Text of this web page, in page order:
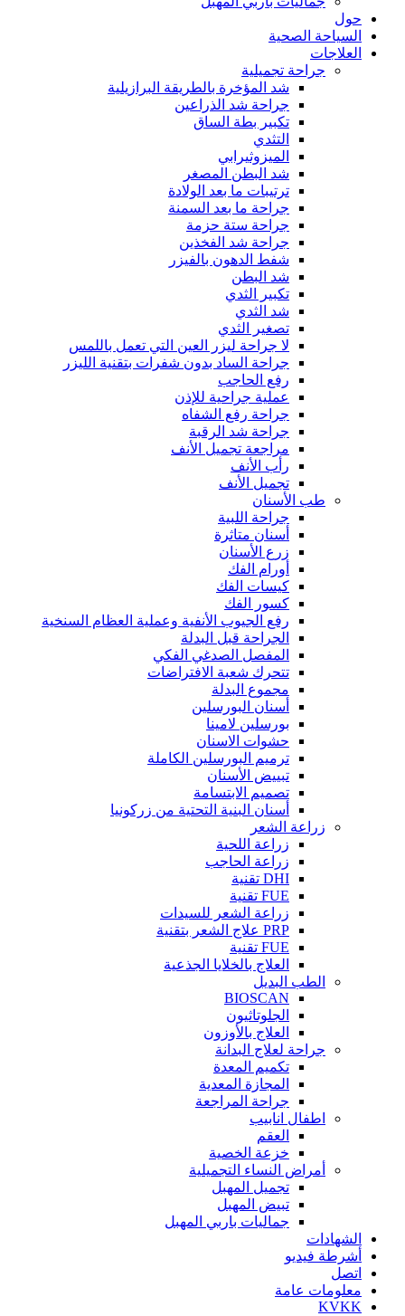
حول
السياحة الصحية
العلاجات
جراحة تجميلية
شد المؤخرة بالطريقة البرازيلية
جراحة شد الذراعين
تكبير بطة الساق
التثدي
الميزوثيرابي
شد البطن المصغر
ترتيبات ما بعد الولادة
جراحة ما بعد السمنة
جراحة ستة حزمة
جراحة شد الفخذين
شفط الدهون بالفيزر
شد البطن
تكبير الثدي
شد الثدي
تصغير الثدي
لا جراحة ليزر العين التي تعمل باللمس
جراحة الساد بدون شفرات بتقنية الليزر
رفع الحاجب
عملية جراحية للإذن
جراحة رفع الشفاه
جراحة شد الرقبة
مراجعة تجميل الأنف
رأب الأنف
تجميل الأنف
طب الأسنان
جراحة اللبية
أسنان متاثرة
زرع الأسنان
أورام الفك
كيسات الفك
كسور الفك
رفع الجيوب الأنفية وعملية العظام السنخية
الجراحة قبل البدلة
المفصل الصدغي الفكي
تتحرك شعبة الافتراضات
مجموع البدلة
أسنان البورسلين
بورسلين لامينا
حشوات الاسنان
ترميم البورسلين الكاملة
تبييض الأسنان
تصميم الابتسامة
أسنان البنية التحتية من زركونيا
زراعة الشعر
زراعة اللحية
زراعة الحاجب
DHI تقنية
FUE تقنية
زراعة الشعر للسيدات
PRP علاج الشعر بتقنية
FUE تقنية
العلاج بالخلايا الجذعية
الطب البديل
BIOSCAN
الجلوتاثيون
العلاج بالأوزون
جراحة لعلاج البدانة
تكميم المعدة
المجازة المعدية
جراحة المراجعة
اطفال انابيب
العقم
خزعة الخصية
أمراض النساء التجميلية
تجميل المهبل
تبيض المهبل
جماليات باربي المهبل
الشهادات
أشرطة فيديو
اتصل
معلومات عامة
KVKK